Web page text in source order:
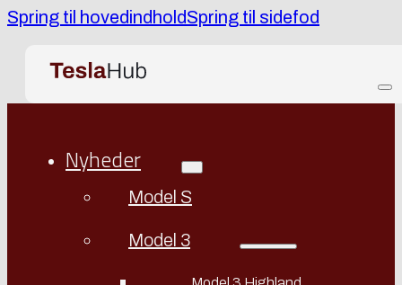
Spring til hovedindholdSpring til sidefod
Nyheder
Model S
Model 3